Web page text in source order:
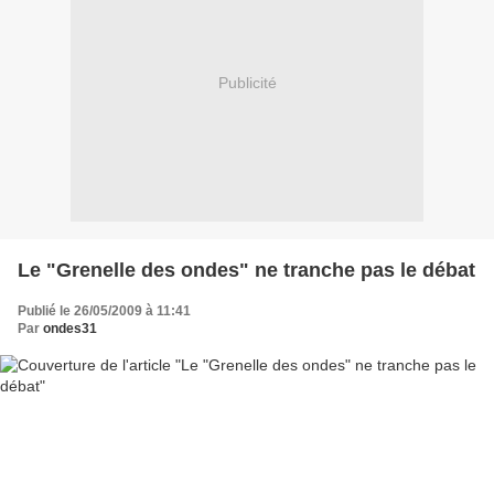
Publicité
Le "Grenelle des ondes" ne tranche pas le débat
Publié le 26/05/2009 à 11:41
Par ondes31